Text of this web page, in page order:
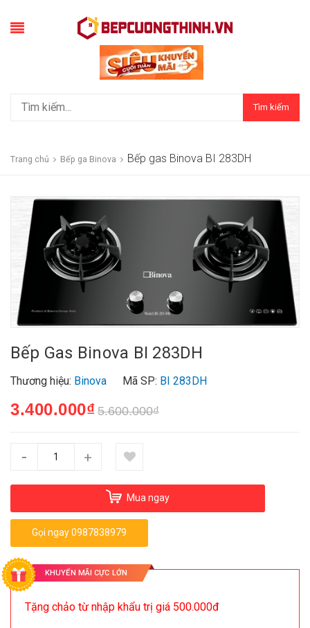
Tìm kiếm
Trang chủ Bếp ga Binova Bếp gas Binova BI 283DH
Bếp Gas Binova BI 283DH
Thương hiệu: Binova Mã SP: BI 283DH
3.400.000₫ 5.600.000₫
- +
Mua ngay
Gọi ngay 0987838979
KHUYẾN MÃI CỰC LỚN
Tặng chảo từ nhập khẩu trị giá 500.000đ